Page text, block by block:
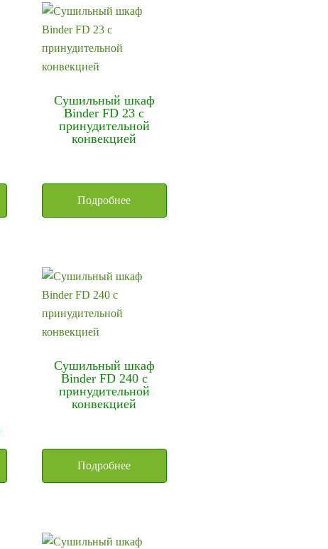
Сушильный шкаф
Binder FD 23 с
принудительной
конвекцией
Подробнее
Сушильный шкаф
Binder FD 240 с
принудительной
конвекцией
Подробнее